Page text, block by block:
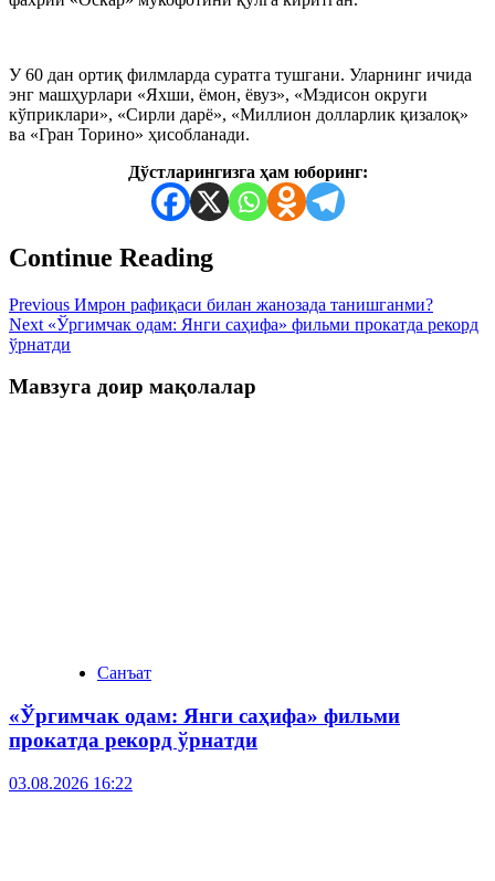
У 60 дан ортиқ филмларда суратга тушгани. Уларнинг ичида
энг машҳурлари «Яхши, ёмон, ёвуз», «Мэдисон округи
кўприклари», «Сирли дарё», «Миллион долларлик қизалоқ»
ва «Гран Торино» ҳисобланади.
Дўстларингизга ҳам юборинг:
Continue Reading
Previous Имрон рафиқаси билан жанозада танишганми?
Next «Ўргимчак одам: Янги саҳифа» фильми прокатда рекорд
ўрнатди
Мавзуга доир мақолалар
Санъат
«Ўргимчак одам: Янги саҳифа» фильми
прокатда рекорд ўрнатди
03.08.2026 16:22